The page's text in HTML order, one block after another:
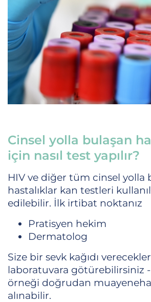
Cinsel yolla bulaşan
için nasıl test yapılır?
HIV ve diğer tüm cinsel yolla
hastalıklar kan testleri
edilebilir. İlk irtibat noktanız
Pratisyen hekim
Dermatolog
Size bir sevk kağıdı
laboratuvara götürebilirsiniz -
örneği doğrudan
alınabilir.